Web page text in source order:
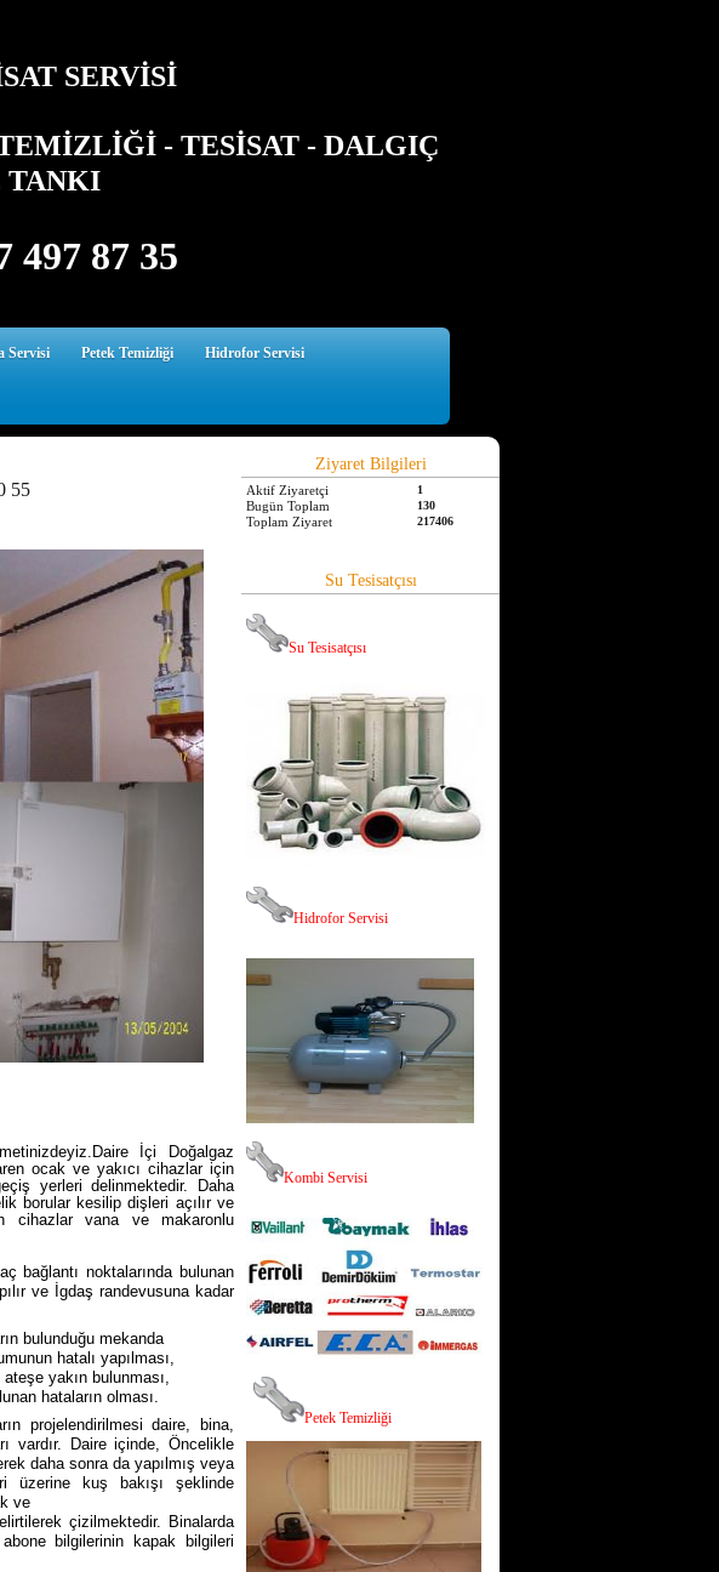
SERVİSİ
- TESİSAT - DALGIÇ
TANKI
497 87 35
Servisi Petek Temizliği Hidrofor Servisi
55
İçi Doğalgaz
ocak ve yakıcı cihazlar için
yerleri delinmektedir. Daha
borular kesilip dişleri açılır ve
cihazlar vana ve makaronlu
bağlantı noktalarında bulunan
ve İgdaş randevusuna kadar
bulunduğu mekanda
hatalı yapılması,
ateşe yakın bulunması,
hataların olması.
projelendirilmesi daire, bina,
vardır. Daire içinde, Öncelikle
daha sonra da yapılmış veya
üzerine kuş bakışı şeklinde
ve
çizilmektedir. Binalarda
bilgilerinin kapak bilgileri
Ziyaret Bilgileri
Aktif Ziyaretçi 1
Bugün Toplam 130
Toplam Ziyaret 217406
Su Tesisatçısı
Su Tesisatçısı
Hidrofor Servisi
Kombi Servisi
Petek Temizliği